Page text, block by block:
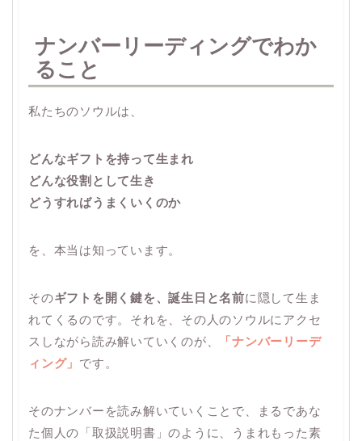
ナンバーリーディングでわか
ること
私たちのソウルは、
どんなギフトを持って生まれ
どんな役割として生き
どうすればうまくいくのか
を、本当は知っています。
そのギフトを開く鍵を、誕生日と名前に隠して生ま
れてくるのです。それを、その人のソウルにアクセ
スしながら読み解いていくのが、
「ナンバーリーデ
ィング」 です。
そのナンバーを読み解いていくことで、まるであな
た個人の「取扱説明書」のように、うまれもった素